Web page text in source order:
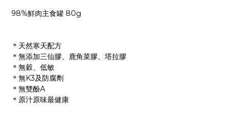
98%鮮肉主食罐 80g
＊天然寒天配方
＊無添加三仙膠、鹿角菜膠、塔拉膠
＊無穀、低敏
＊無K3及防腐劑
＊無雙酚A
＊原汁原味最健康